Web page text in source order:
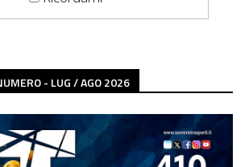
- LUG / AGO 2026